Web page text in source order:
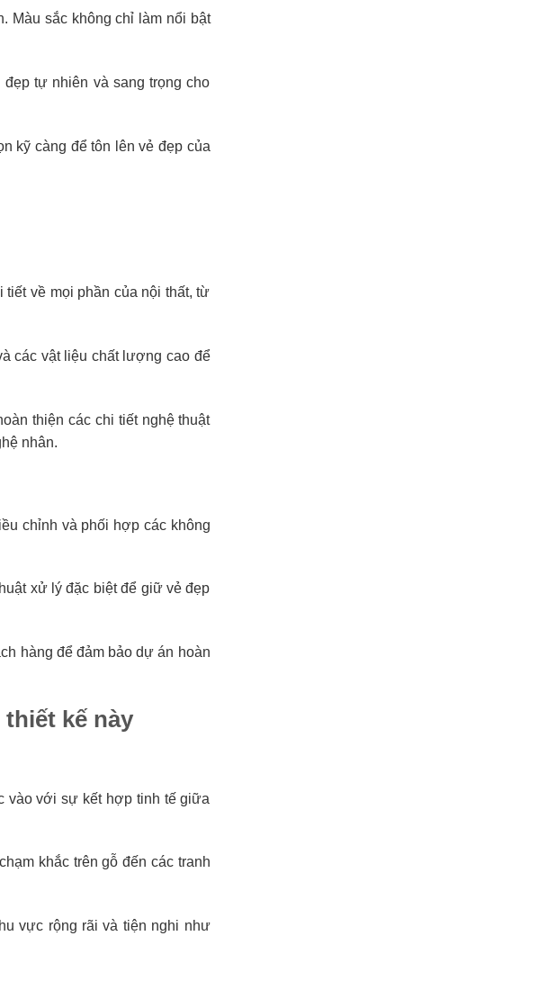
Màu sắc không chỉ làm nổi bật
tự nhiên và sang trọng cho
kỹ càng để tôn lên vẻ đẹp của
tiết về mọi phần của nội thất, từ
các vật liệu chất lượng cao để
thiện các chi tiết nghệ thuật
nhân.
chỉnh và phối hợp các không
xử lý đặc biệt để giữ vẻ đẹp
hàng để đảm bảo dự án hoàn
kế này
vào với sự kết hợp tinh tế giữa
khắc trên gỗ đến các tranh
vực rộng rãi và tiện nghi như